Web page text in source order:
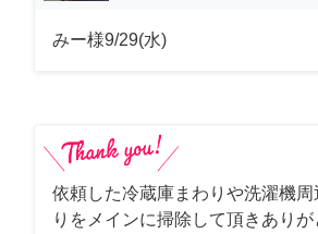
みー様9/29(水)
依頼した冷蔵庫まわりや洗濯機周
りをメインに掃除して頂きあり